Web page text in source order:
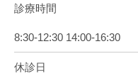
診療時間
8:30-12:30 14:00-16:30
休診日